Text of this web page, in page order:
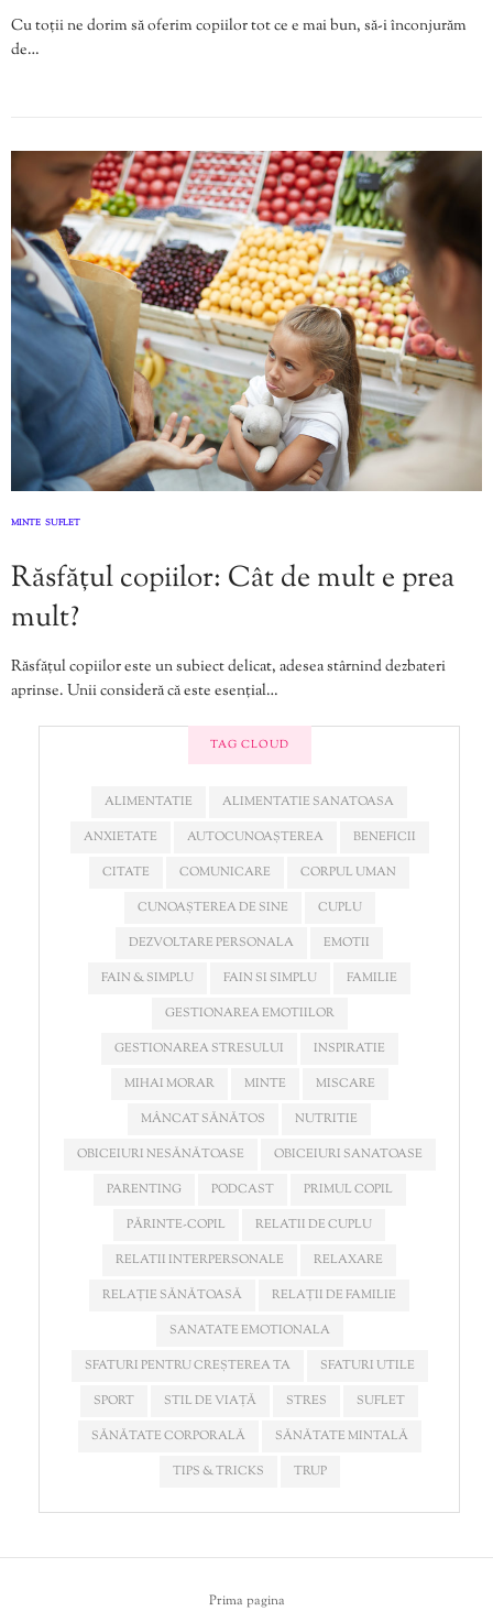
Cu toții ne dorim să oferim copiilor tot ce e mai bun, să-i înconjurăm
de…
MINTE SUFLET
Răsfățul copiilor: Cât de mult e prea
mult?
Răsfățul copiilor este un subiect delicat, adesea stârnind dezbateri
aprinse. Unii consideră că este esențial…
TAG CLOUD
ALIMENTATIE
ALIMENTATIE SANATOASA
ANXIETATE
AUTOCUNOAȘTEREA
BENEFICII
CITATE
COMUNICARE
CORPUL UMAN
CUNOAȘTEREA DE SINE
CUPLU
DEZVOLTARE PERSONALA
EMOTII
FAIN & SIMPLU
FAIN SI SIMPLU
FAMILIE
GESTIONAREA EMOTIILOR
GESTIONAREA STRESULUI
INSPIRATIE
MIHAI MORAR
MINTE
MISCARE
MÂNCAT SĂNĂTOS
NUTRITIE
OBICEIURI NESĂNĂTOASE
OBICEIURI SANATOASE
PARENTING
PODCAST
PRIMUL COPIL
PĂRINTE-COPIL
RELATII DE CUPLU
RELATII INTERPERSONALE
RELAXARE
RELAȚIE SĂNĂTOASĂ
RELAȚII DE FAMILIE
SANATATE EMOTIONALA
SFATURI PENTRU CREȘTEREA TA
SFATURI UTILE
SPORT
STIL DE VIAȚĂ STRES
SUFLET
SĂNĂTATE CORPORALĂ
SĂNĂTATE MINTALĂ
TIPS & TRICKS
TRUP
Prima pagina